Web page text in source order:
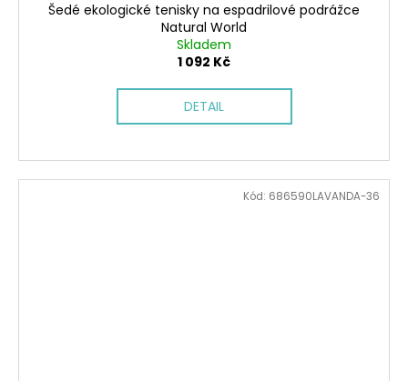
Šedé ekologické tenisky na espadrilové podrážce
Natural World
Skladem
1 092 Kč
DETAIL
Kód: 686590LAVANDA-36